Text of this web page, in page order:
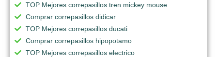
TOP Mejores correpasillos tren mickey mouse
Comprar correpasillos didicar
TOP Mejores correpasillos ducati
Comprar correpasillos hipopotamo
TOP Mejores correpasillos electrico